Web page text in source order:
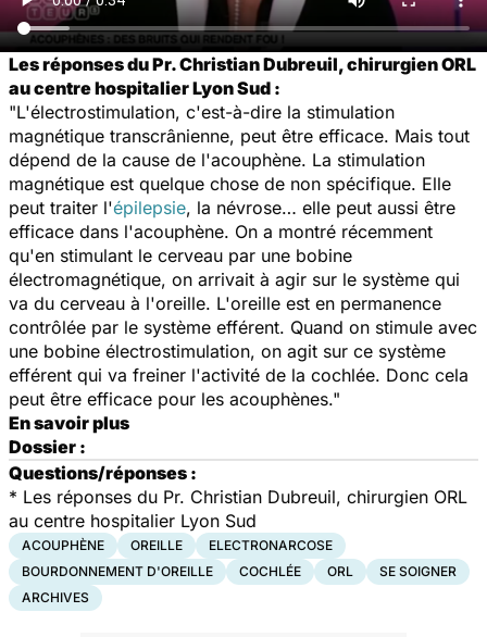
Les réponses du Pr. Christian Dubreuil, chirurgien ORL
au centre hospitalier Lyon Sud :
"L'électrostimulation, c'est-à-dire la stimulation
magnétique transcrânienne, peut être efficace. Mais tout
dépend de la cause de l'acouphène. La stimulation
magnétique est quelque chose de non spécifique. Elle
peut traiter l'épilepsie, la névrose… elle peut aussi être
efficace dans l'acouphène. On a montré récemment
qu'en stimulant le cerveau par une bobine
électromagnétique, on arrivait à agir sur le système qui
va du cerveau à l'oreille. L'oreille est en permanence
contrôlée par le système efférent. Quand on stimule avec
une bobine électrostimulation, on agit sur ce système
efférent qui va freiner l'activité de la cochlée. Donc cela
peut être efficace pour les acouphènes."
En savoir plus
Dossier :
Questions/réponses :
* Les réponses du Pr. Christian Dubreuil, chirurgien ORL
au centre hospitalier Lyon Sud
ACOUPHÈNE OREILLE
ELECTRONARCOSE
BOURDONNEMENT D'OREILLE
COCHLÉE ORL
SE SOIGNER
ARCHIVES